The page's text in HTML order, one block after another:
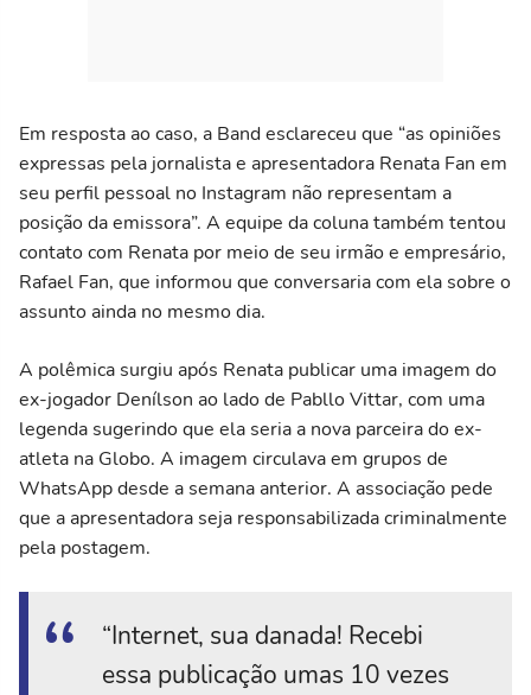
Em resposta ao caso, a Band esclareceu que “as opiniões
expressas pela jornalista e apresentadora Renata Fan em
seu perfil pessoal no Instagram não representam a
posição da emissora”. A equipe da coluna também tentou
contato com Renata por meio de seu irmão e empresário,
Rafael Fan, que informou que conversaria com ela sobre o
assunto ainda no mesmo dia.
A polêmica surgiu após Renata publicar uma imagem do
ex-jogador Denílson ao lado de Pabllo Vittar, com uma
legenda sugerindo que ela seria a nova parceira do ex-
atleta na Globo. A imagem circulava em grupos de
WhatsApp desde a semana anterior. A associação pede
que a apresentadora seja responsabilizada criminalmente
pela postagem.
“Internet, sua danada! Recebi
essa publicação umas 10 vezes